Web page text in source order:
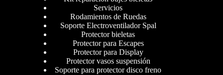
Servicios
Rodamientos de Ruedas
Soporte Electroventilador Spal
Protector bieletas
Protector para Escapes
Protector para Display
Protector vasos suspensión
Soporte para protector disco freno